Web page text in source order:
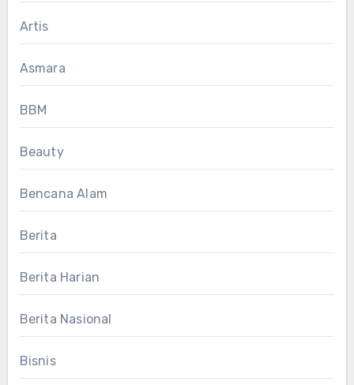
Artis
Asmara
BBM
Beauty
Bencana Alam
Berita
Berita Harian
Berita Nasional
Bisnis